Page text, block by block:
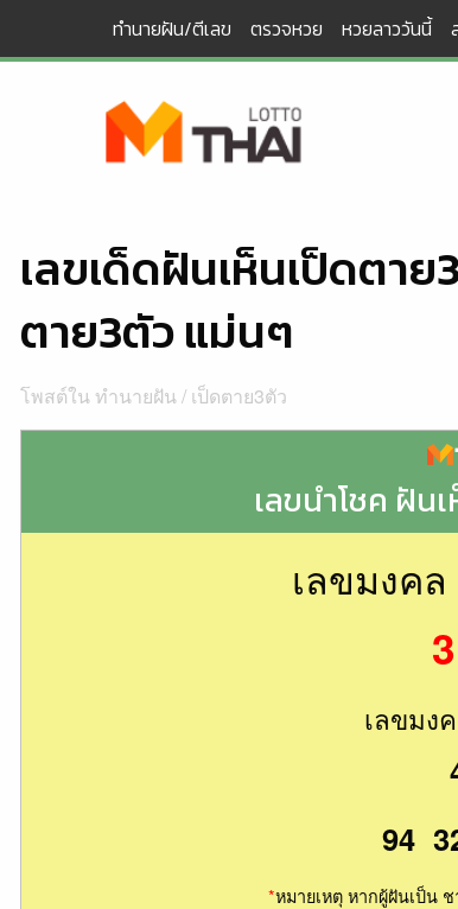
content
ทำนายฝัน/ตีเลข ตรวจหวย หวยลาววันนี้
เลขเด็ดฝันเห็นเป็ดตา
ตาย3ตัว แม่นๆ
โพสต์ใน ทำนายฝัน/ เป็ดตาย3ตัว
เลขนำโชค ฝัน
เลขมงค
เลขมง
94
*หมายเหตุ หากผู้ฝันเป็น